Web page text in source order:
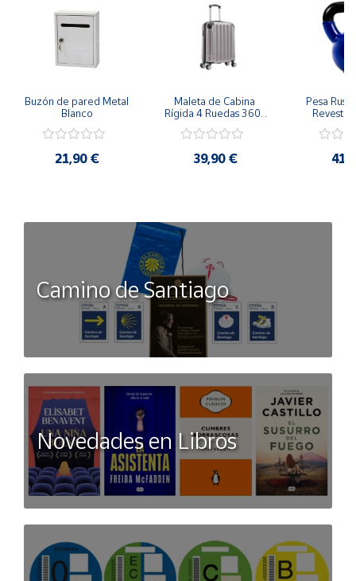
Buzón de pared Metal
Blanco
21,90 €
Maleta de Cabina
Rígida 4 Ruedas 360º
37L
39,90 €
Pesa
Camino de Santiago
Novedades en Libros